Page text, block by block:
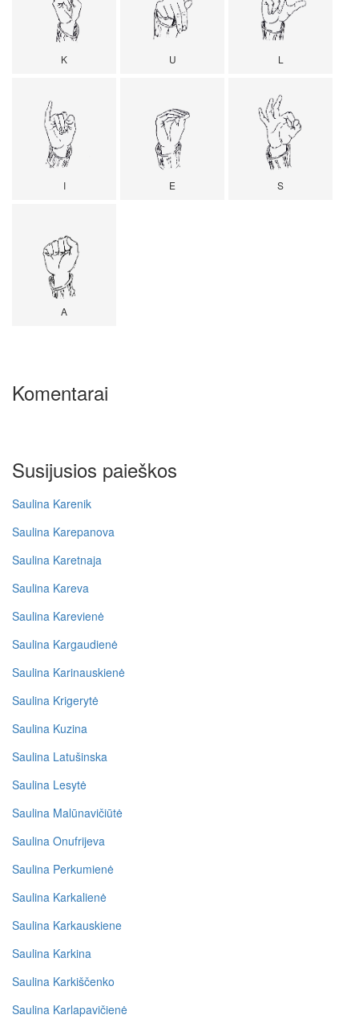
K U L
I E S
A
Komentarai
Susijusios paieškos
Saulina Karenik
Saulina Karepanova
Saulina Karetnaja
Saulina Kareva
Saulina Karevienė
Saulina Kargaudienė
Saulina Karinauskienė
Saulina Krigerytė
Saulina Kuzina
Saulina Latušinska
Saulina Lesytė
Saulina Malūnavičiūtė
Saulina Onufrijeva
Saulina Perkumienė
Saulina Karkalienė
Saulina Karkauskiene
Saulina Karkina
Saulina Karkiščenko
Saulina Karlapavičienė